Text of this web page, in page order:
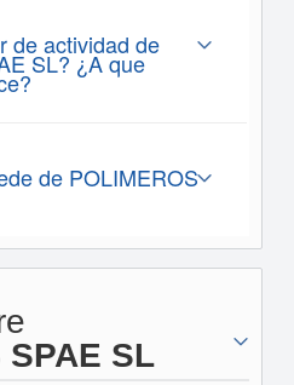
de actividad de
SL? ¿A que
de POLIMEROS
SPAE SL